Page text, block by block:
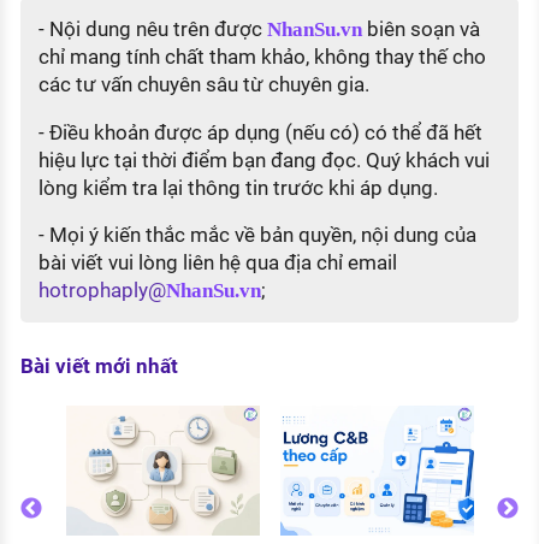
- Nội dung nêu trên được NhanSu.vnbiên soạn và
chỉ mang tính chất tham khảo, không thay thế cho
các tư vấn chuyên sâu từ chuyên gia.
- Điều khoản được áp dụng (nếu có) có thể đã hết
hiệu lực tại thời điểm bạn đang đọc. Quý khách vui
lòng kiểm tra lại thông tin trước khi áp dụng.
- Mọi ý kiến thắc mắc về bản quyền, nội dung của
bài viết vui lòng liên hệ qua địa chỉ email
hotrophaply@NhanSu.vn;
Bài viết mới nhất
khi